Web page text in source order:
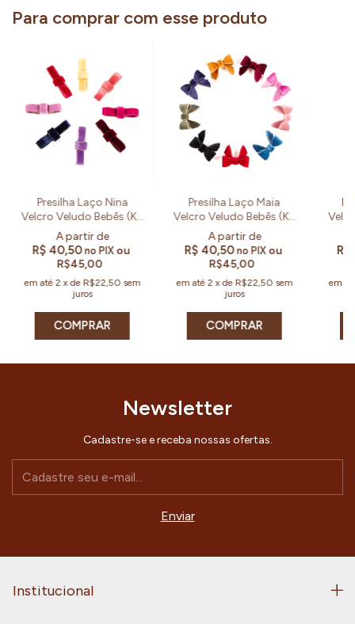
Para comprar com esse produto
Presilha Laço Nina
Velcro Veludo Bebês (Kit
e Un)
R$ 40,50no PIX ou
R$45,00
em até 2 xde R$22,50 sem
juros
COMPRAR
Presilha Laço Maia
Velcro Veludo Bebês (Kit
e Un)
R$ 40,50no PIX ou
R$45,00
em até 2 xde R$22,50 sem
juros
COMPRAR
em
Newsletter
Cadastre-se e receba nossas ofertas.
Institucional